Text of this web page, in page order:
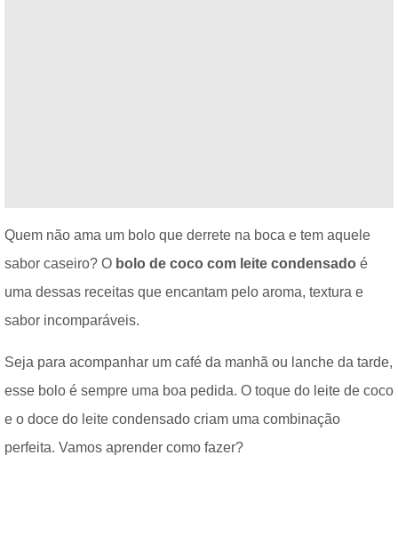
Quem não ama um bolo que derrete na boca e tem aquele
sabor caseiro? O bolo de coco com leite condensado é
uma dessas receitas que encantam pelo aroma, textura e
sabor incomparáveis.
Seja para acompanhar um café da manhã ou lanche da tarde,
esse bolo é sempre uma boa pedida. O toque do leite de coco
e o doce do leite condensado criam uma combinação
perfeita. Vamos aprender como fazer?